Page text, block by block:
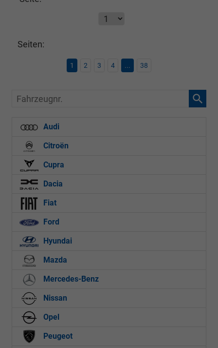
Seiten:
1 2 3 4 ... 38
Fahrzeugnr.
Audi
Citroën
Cupra
Dacia
Fiat
Ford
Hyundai
Mazda
Mercedes-Benz
Nissan
Opel
Peugeot